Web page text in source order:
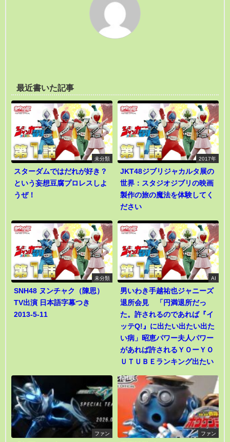
最近書いた記事
未分類
スターダムではだれが好き？
という妄想豆腐プロレスしよ
うぜ！
2017年
JKT48ジブリジャカルタ展の
世界：スタジオジブリの映画
製作の旅の魔法を体験してく
ださい
未分類
SNH48 ヌンチャク（陳思）
TV出演 日本語字幕つき
2013-5-11
AI
男いわき手越祐也ジャニーズ
退所会見 「円満退所だっ
た。許されるのであれば『イ
ッテQ!』に出たい出たい出た
い病」昭恵パワー夫人パワー
があれば許されるＹＯーＹＯ
ＵＴＵＢＥランキング出たい
ファン ファン